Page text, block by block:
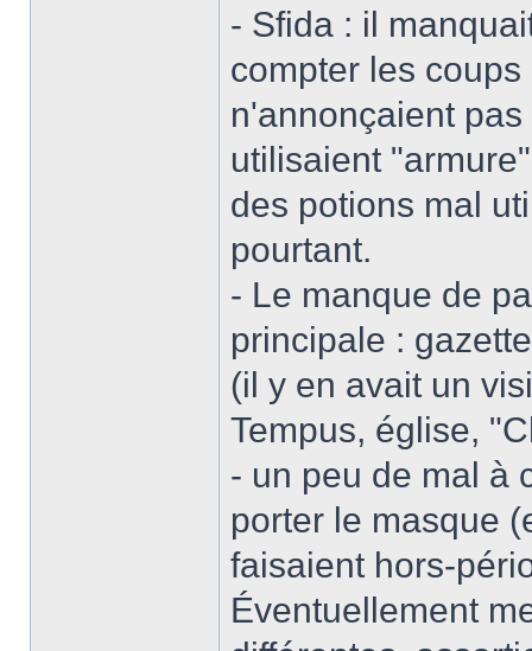
- Sfida : il
compter les
n'annonçaient
utilisaient
des potions mal
pourtant.
- Le manque de
principale :
(il y en avait un
Tempus, église,
- un peu de mal à
porter le masque
faisaient hors-
Éventuellement